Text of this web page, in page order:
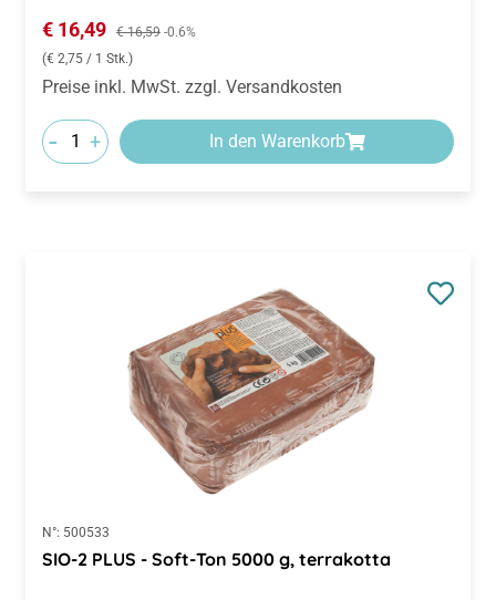
Verkaufspreis:
€ 16,49 Regulärer Preis:
€ 16,59 -0.6%
(€ 2,75 / 1 Stk.)
Preise inkl. MwSt. zzgl. Versandkosten
- + In den Warenkorb
N°: 500533
SIO-2 PLUS - Soft-Ton 5000 g, terrakotta